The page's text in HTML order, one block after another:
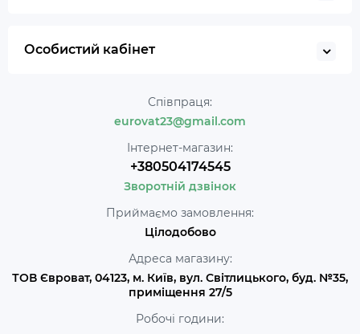
Особистий кабінет
Співпраця:
eurovat23@gmail.com
Інтернет-магазин:
+380504174545
Зворотній дзвінок
Приймаємо замовлення:
Цілодобово
Адреса магазину:
ТОВ Євроват, 04123, м. Київ, вул. Світлицького, буд. №35,
приміщення 27/5
Робочі години: